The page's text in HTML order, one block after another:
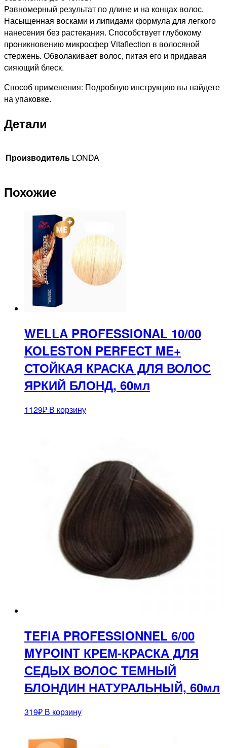
Равномерный результат по длине и на концах волос.
Насыщенная восками и липидами формула для легкого
нанесения без растекания. Способствует глубокому
проникновению микросфер Vitaflection в волосяной
стержень. Обволакивает волос, питая его и придавая
сияющий блеск.
Способ применения: Подробную инструкцию вы найдете
на упаковке.
Детали
Производитель LONDA
Похожие
WELLA PROFESSIONAL 10/00
KOLESTON PERFECT ME+
СТОЙКАЯ КРАСКА ДЛЯ ВОЛОС
ЯРКИЙ БЛОНД, 60мл
1129₽ В корзину
TEFIA PROFESSIONNEL 6/00
MYPOINT КРЕМ-КРАСКА ДЛЯ
СЕДЫХ ВОЛОС ТЕМНЫЙ
БЛОНДИН НАТУРАЛЬНЫЙ, 60мл
319₽ В корзину